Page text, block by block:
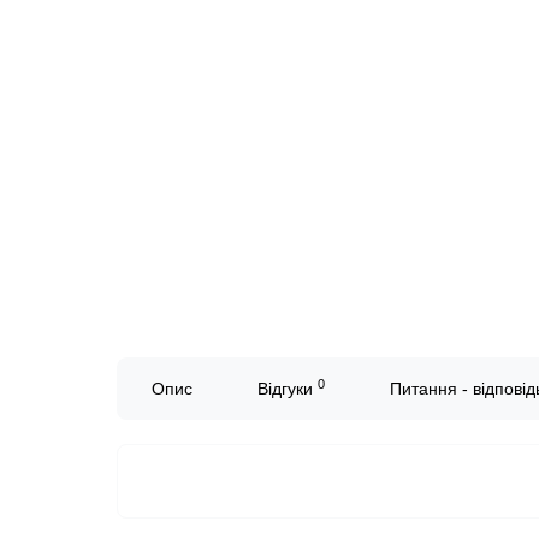
Опис Відгуки 0 Питання -